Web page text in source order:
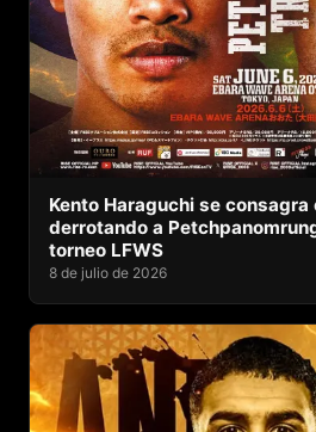
Kento Haraguchi se consagra
derrotando a
torneo LFWS
8 de julio de 2026